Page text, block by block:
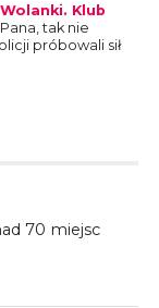
Klub
tak nie
próbowali sił
70 miejsc